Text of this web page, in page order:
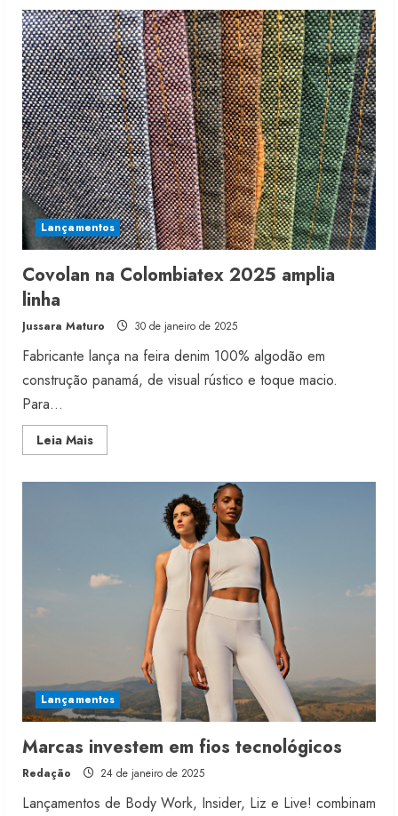
desenvolve
linha
de
jeans
da
SatoKid
Lançamentos
Covolan na Colombiatex 2025 amplia
linha
Jussara Maturo 30 de janeiro de 2025
Fabricante lança na feira denim 100% algodão em
construção panamá, de visual rústico e toque macio.
Para...
Leia MaisRead
more
Colombiatex
Lançamentos
Marcas investem em fios tecnológicos
Redação 24 de janeiro de 2025
Lançamentos de Body Work, Insider, Liz e Live! combinam